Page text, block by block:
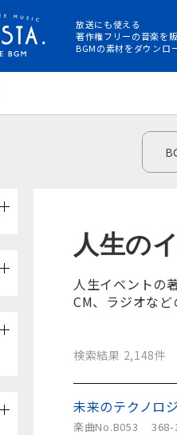
放送にも使える
著作権フリーの音楽を
BGMの素材をダウンロ
人生の
人生イベントの
CM、ラジオな
検索結果 2,148件
未来のテクノロ
楽曲No.B053 368-